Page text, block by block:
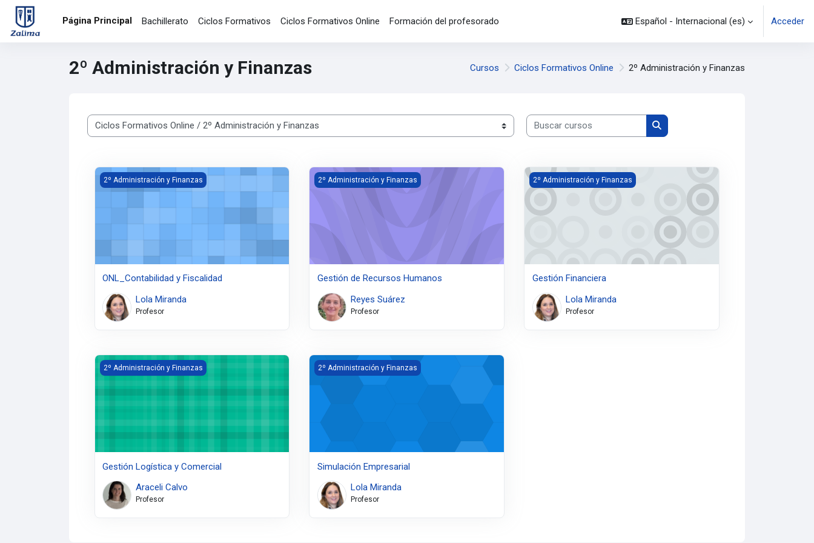
Salta al contenido principal
Página Principal
Bachillerato Ciclos Formativos Ciclos Formativos Online Formación del profesorado Español - Internacional ‎(es)‎ Acceder
2º Administración y Finanzas Cursos Ciclos Formativos Online 2º Administración y Finanzas
Categorías
Buscar cursos
Buscar cursos
ONL_Contabilidad y Fiscalidad
2º Administración y Finanzas
ONL_Contabilidad y Fiscalidad
Lola Miranda
Profesor
Gestión de Recursos Humanos
2º Administración y Finanzas
Gestión de Recursos Humanos
Reyes Suárez
Profesor
Gestión Financiera
2º Administración y Finanzas
Gestión Financiera
Lola Miranda
Profesor
Gestión Logística y Comercial
2º Administración y Finanzas
Gestión Logística y Comercial
Araceli Calvo
Profesor
Simulación Empresarial
2º Administración y Finanzas
Simulación Empresarial
Lola Miranda
Profesor